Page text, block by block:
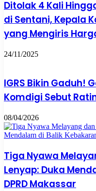
Ditolak 4 Kali
di Sentani, Kepala
yang Mengiris
24/11/2025
IGRS Bikin Gaduh!
Komdigi Sebut
08/04/2026
Tiga Nyawa
Lenyap: Duka
DPRD Makassar